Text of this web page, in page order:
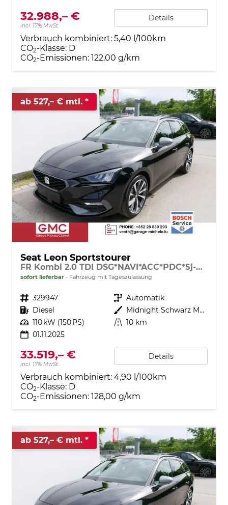
32.988,– €
incl. 17% MwSt.
Details
Verbrauch kombiniert: 5,40 l/100km
CO2-Klasse: D
CO2-Emissionen: 122,00 g/km
ab 527,– € mtl.
Seat Leon Sportstourer
FR Kombi 2.0 TDI DSG*NAVI*ACC*PDC*5j-GARANTIE*LED*SHZ*TEMPOMAT*18-ZOLL*SOFORT-VERFÜGBAR
sofort lieferbar Fahrzeug mit Tageszulassung
Fahrzeugnr. 329947 Getriebe Automatik
Kraftstoff Diesel Außenfarbe
Midnight Schwarz Metallic
Leistung 110 kW (150 PS) Kilometerstand 10 km
01.11.2025
33.519,– €
incl. 17% MwSt.
Details
Verbrauch kombiniert: 4,90 l/100km
CO2-Klasse: D
CO2-Emissionen: 128,00 g/km
ab 527,– € mtl.